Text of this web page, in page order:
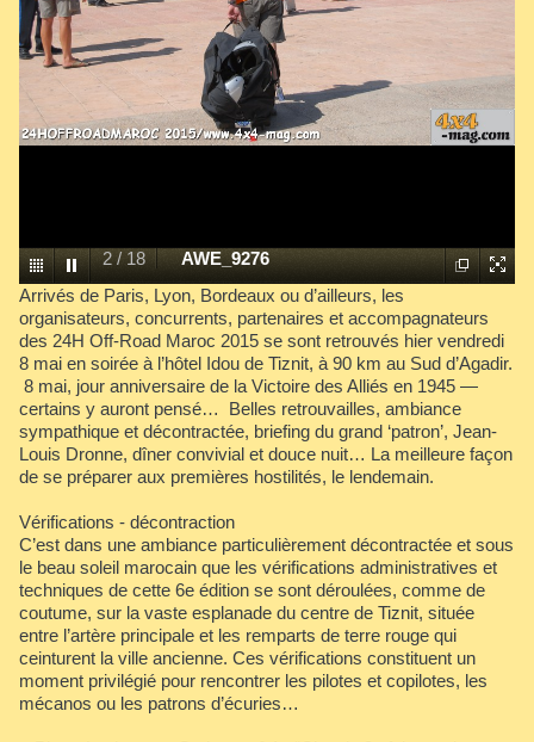
2 / 18
AWE_9276
Arrivés de Paris, Lyon, Bordeaux ou d’ailleurs, les
organisateurs, concurrents, partenaires et accompagnateurs
des 24H Off-Road Maroc 2015 se sont retrouvés hier vendredi
8 mai en soirée à l’hôtel Idou de Tiznit, à 90 km au Sud d’Agadir.
8 mai, jour anniversaire de la Victoire des Alliés en 1945 —
certains y auront pensé… Belles retrouvailles, ambiance
sympathique et décontractée, briefing du grand ‘patron’, Jean-
Louis Dronne, dîner convivial et douce nuit… La meilleure façon
de se préparer aux premières hostilités, le lendemain.
Vérifications - décontraction
C’est dans une ambiance particulièrement décontractée et sous
le beau soleil marocain que les vérifications administratives et
techniques de cette 6e édition se sont déroulées, comme de
coutume, sur la vaste esplanade du centre de Tiznit, située
entre l’artère principale et les remparts de terre rouge qui
ceinturent la ville ancienne. Ces vérifications constituent un
moment privilégié pour rencontrer les pilotes et copilotes, les
mécanos ou les patrons d’écuries…